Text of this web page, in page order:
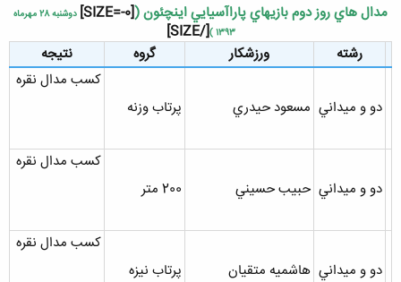
مدال هاي روز دوم بازيهاي پاراآسيايي اينچئون ([SIZE=-0]
دوشنبه 28 مهرماه
1393 )
[/SIZE]
رشته
ورزشکار گروه نتيجه
دو و ميداني مسعود حيدري پرتاب وزنه
کسب مدال نقره
دو و ميداني حبيب حسيني 200 متر
کسب مدال نقره
دو و ميداني هاشميه متقيان پرتاب نيزه
کسب مدال نقره